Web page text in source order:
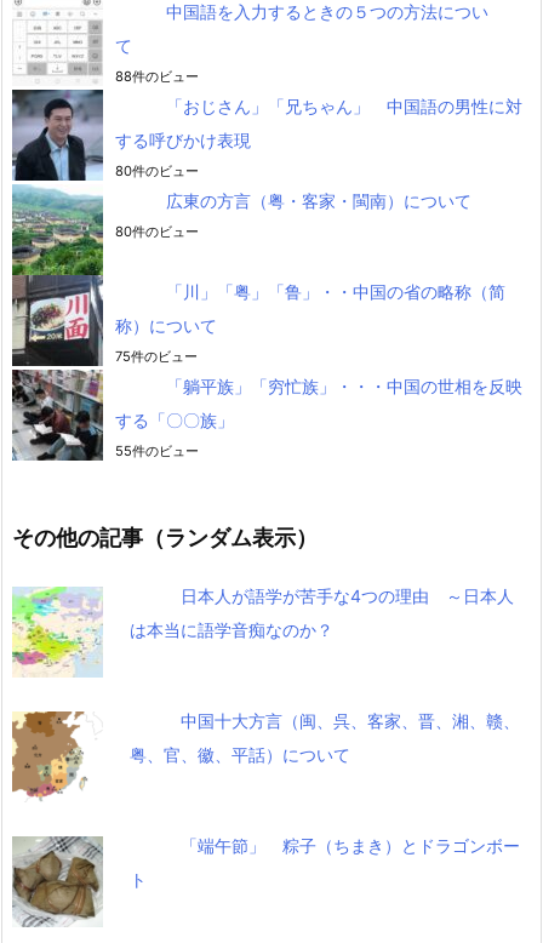
中国語を入力するときの５つの方法につい
て
88件のビュー
「おじさん」「兄ちゃん」 中国語の男性に対
する呼びかけ表現
80件のビュー
広東の方言（粤・客家・閩南）について
80件のビュー
「川」「粤」「鲁」・・中国の省の略称（简
称）について
75件のビュー
「躺平族」「穷忙族」・・・中国の世相を反映
する「〇〇族」
55件のビュー
その他の記事（ランダム表示）
日本人が語学が苦手な4つの理由 ～日本人
は本当に語学音痴なのか？
中国十大方言（闽、呉、客家、晋、湘、赣、
粤、官、徽、平話）について
「端午節」 粽子（ちまき）とドラゴンボー
ト